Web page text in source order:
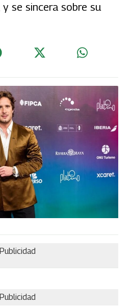
se sincera sobre su
Publicidad
Publicidad